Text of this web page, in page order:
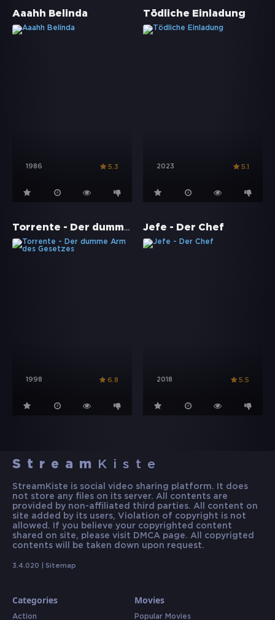
Aaahh Belinda
1986 5.3
Tödliche Einladung
2023 5.1
Torrente - Der dumme Arm des Gesetzes
1998 6.8
Jefe - Der Chef
2018 5.5
Stream Kiste
StreamKiste is social video sharing platform. It does
not store any files on its server. All contents are
provided by non-affiliated third parties. All content on
site added by its users, Violation of copyright is not
allowed. If you believe your copyrighted content
shared on site, please visit DMCA page. All copyrigted
contents will be taken down upon request.
3.4.020 | Sitemap
Categories
Action
Movies
Popular Movies